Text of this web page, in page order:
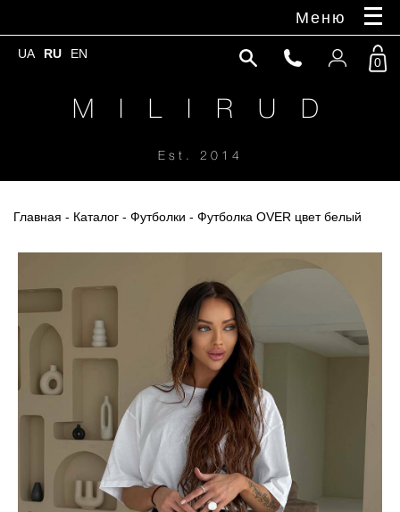
Меню
UA RU EN
M I L I R U D
Est. 2014
0
Главная - Каталог - Футболки - Футболка OVER цвет белый